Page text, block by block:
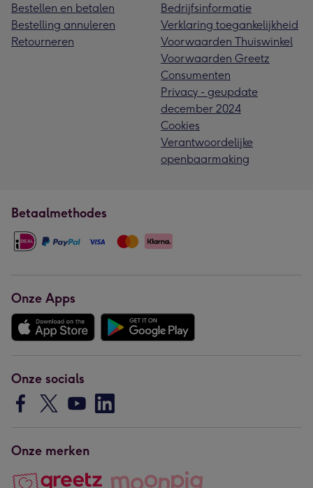
Bestellen en betalen
Bestelling annuleren
Retourneren
Bedrijfsinformatie
Verklaring toegankelijkheid
Voorwaarden Thuiswinkel
Voorwaarden Greetz
Consumenten
Privacy - geupdate
december 2024
Cookies
Verantwoordelijke
openbaarmaking
Betaalmethodes
Onze Apps
Onze socials
Onze merken